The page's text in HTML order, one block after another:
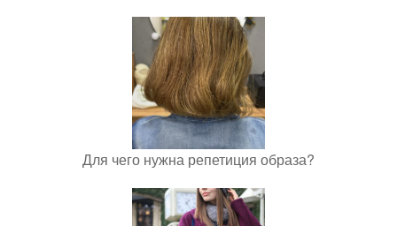
Для чего нужна репетиция образа?